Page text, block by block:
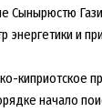
Сынырюстю
энергетики и
киприотское
начало